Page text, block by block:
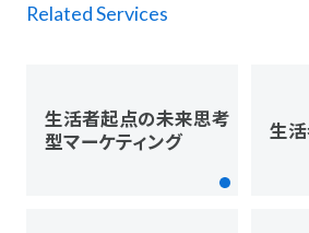
Related Services
生活者起点の未来思考
型マーケティング
生